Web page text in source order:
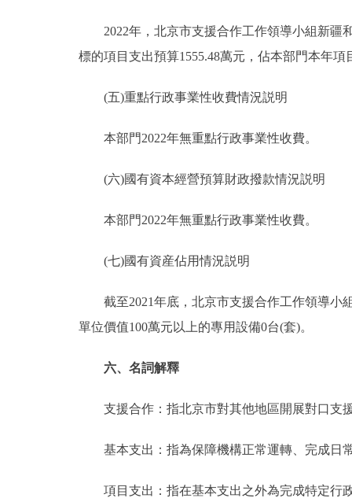
2022年，北京市支援合作工作領導小組新疆和
標的項目支出預算1555.48萬元，佔本部門本年項
(五)重點行政事業性收費情況説明
本部門2022年無重點行政事業性收費。
(六)國有資本經營預算財政撥款情況説明
本部門2022年無重點行政事業性收費。
(七)國有資産佔用情況説明
截至2021年底，北京市支援合作工作領導小組
單位價值100萬元以上的專用設備0台(套)。
六、名詞解釋
支援合作：指北京市對其他地區開展對口支
基本支出：指為保障機構正常運轉、完成日
項目支出：指在基本支出之外為完成特定行